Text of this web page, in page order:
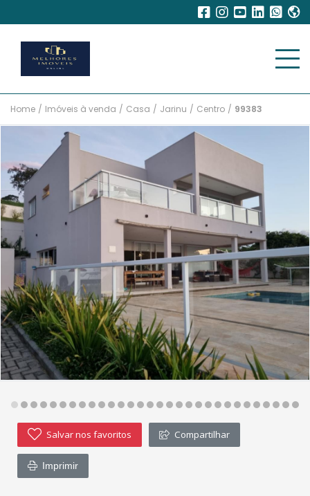
Home / Imóveis à venda / Casa / Jarinu / Centro / 99383
Salvar nos favoritos Compartilhar
Imprimir